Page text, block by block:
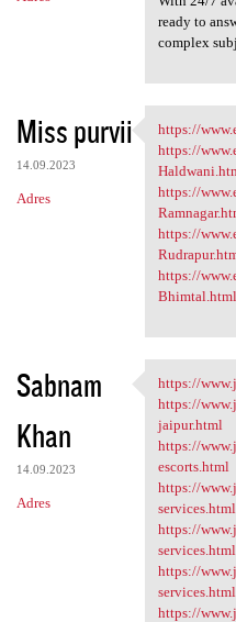
ready to
complex
Miss purvii
14.09.2023
Adres
https://
https://
https://
https://
https://
https://
Bhimtal.html
Sabnam
Khan
14.09.2023
Adres
https://
https://
https://
jaipur.html
https://
escorts.html
https://
services.html
https://
services.html
https://
services.html
https://